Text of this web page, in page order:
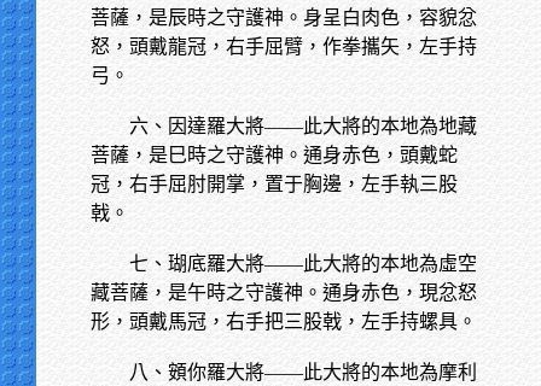
菩薩，是辰時之守護神。身呈白肉色，容貌忿
怒，頭戴龍冠，右手屈臂，作拳攜矢，左手持
弓。
六、因達羅大將——此大將的本地為地藏
菩薩，是巳時之守護神。通身赤色，頭戴蛇
冠，右手屈肘開掌，置于胸邊，左手執三股
戟。
七、瑚底羅大將——此大將的本地為虛空
藏菩薩，是午時之守護神。通身赤色，現忿怒
形，頭戴馬冠，右手把三股戟，左手持螺具。
八、頞你羅大將——此大將的本地為摩利